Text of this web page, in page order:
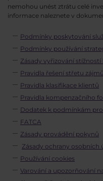
nemohou unést ztrátu celé
informace naleznete v
Podmínky poskytování
Podmínky používání
Zásady vyřizování stížností
Pravidla řešení střetu zájmů
Pravidla klasifikace klientů
Pravidla kompenzačního
Dodatek k podmínkám
FATCA
Zásady provádění pokynů
Zásady ochrany osobních
Používání cookies
Varování a upozorňování